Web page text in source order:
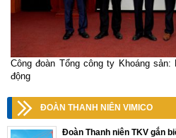
Công đoàn Tổng công ty Khoáng
động
ĐOÀN THANH NIÊN VIMICO
Đoàn Thanh niên TKV gắn